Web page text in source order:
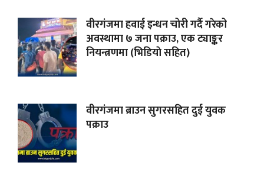
वीरगंजमा हवाई इन्धन चोरी गर्दै गरेको
अवस्थामा ७ जना पक्राउ, एक ट्याङ्कर
नियन्त्रणमा (भिडियाे सहित)
वीरगंजमा ब्राउन सुगरसहित दुई युवक
पक्राउ